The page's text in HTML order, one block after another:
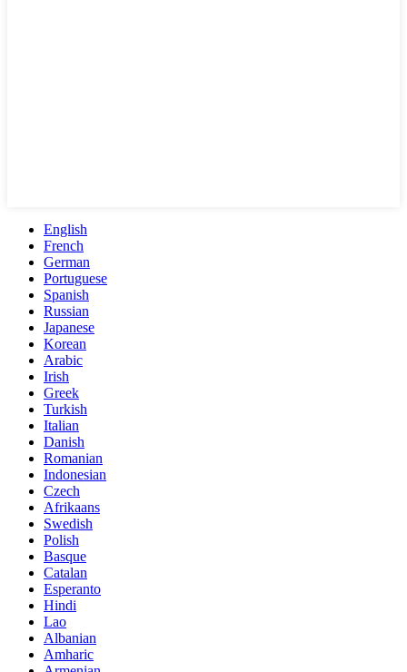
English
French
German
Portuguese
Spanish
Russian
Japanese
Korean
Arabic
Irish
Greek
Turkish
Italian
Danish
Romanian
Indonesian
Czech
Afrikaans
Swedish
Polish
Basque
Catalan
Esperanto
Hindi
Lao
Albanian
Amharic